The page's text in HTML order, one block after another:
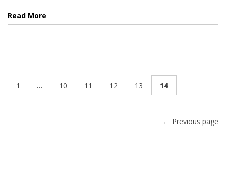
Read More
1 … 10 11 12 13 14
← Previous page